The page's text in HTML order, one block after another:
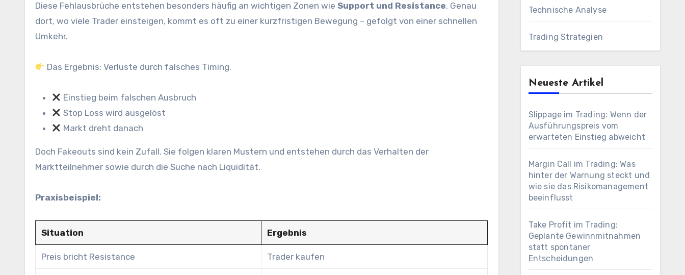
Diese Fehlausbrüche entstehen besonders häufig an wichtigen Zonen wie Support und Resistance. Genau
dort, wo viele Trader einsteigen, kommt es oft zu einer kurzfristigen Bewegung – gefolgt von einer schnellen
Umkehr.
Das Ergebnis: Verluste durch falsches Timing.
Einstieg beim falschen Ausbruch
Stop Loss wird ausgelöst
Markt dreht danach
Doch Fakeouts sind kein Zufall. Sie folgen klaren Mustern und entstehen durch das Verhalten der
Marktteilnehmer sowie durch die Suche nach Liquidität.
Praxisbeispiel:
Situation Ergebnis
Preis bricht Resistance Trader kaufen
Technische Analyse
Trading Strategien
Neueste Artikel
Slippage im Trading: Wenn der
Ausführungspreis vom
erwarteten Einstieg abweicht
Margin Call im Trading: Was
hinter der Warnung steckt und
wie sie das Risikomanagement
beeinflusst
Take Profit im Trading:
Geplante Gewinnmitnahmen
statt spontaner
Entscheidungen